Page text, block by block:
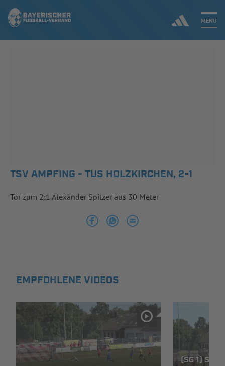
MENÜ
AUSBILDUNG & FÖRDERUNG
DER VERBAND
TSV AMPFING - TUS HOLZKIRCHEN, 2-1
Tor zum 2:1 Alexander Spitzer aus 30 Meter
EMPFOHLENE VIDEOS
(SG 1)